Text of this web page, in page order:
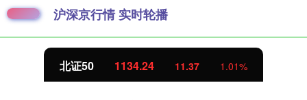
沪深京行情 实时轮播
北证50 1134.24 11.37 1.01%